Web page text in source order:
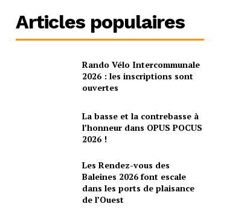
Articles populaires
Rando Vélo Intercommunale
2026 : les inscriptions sont
ouvertes
La basse et la contrebasse à
l’honneur dans OPUS POCUS
2026 !
Les Rendez-vous des
Baleines 2026 font escale
dans les ports de plaisance
de l’Ouest